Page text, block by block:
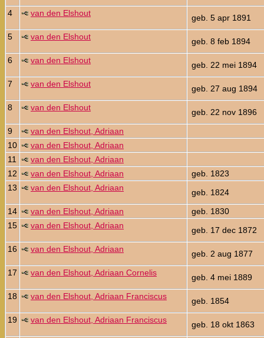
4
van den Elshout
geb. 5 apr 1891
5
van den Elshout
geb. 8 feb 1894
6
van den Elshout
geb. 22 mei 1894
7
van den Elshout
geb. 27 aug 1894
8
van den Elshout
geb. 22 nov 1896
9
van den Elshout, Adriaan
10
van den Elshout, Adriaan
11
van den Elshout, Adriaan
12
van den Elshout, Adriaan
geb. 1823
13
van den Elshout, Adriaan
geb. 1824
14
van den Elshout, Adriaan
geb. 1830
15
van den Elshout, Adriaan
geb. 17 dec 1872
16
van den Elshout, Adriaan
geb. 2 aug 1877
17
van den Elshout, Adriaan Cornelis
geb. 4 mei 1889
18
van den Elshout, Adriaan Franciscus
geb. 1854
19
van den Elshout, Adriaan Franciscus
geb. 18 okt 1863